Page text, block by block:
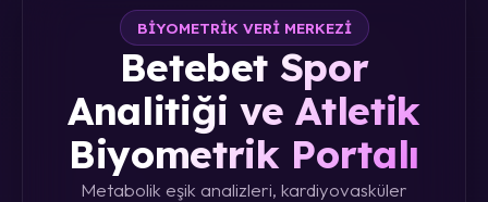
BIYOMETRIK VERI MERKEZI
Betebet Spor
Analitiği ve Atletik
Biyometrik Portalı
Metabolik eşik analizleri, kardiyovasküler